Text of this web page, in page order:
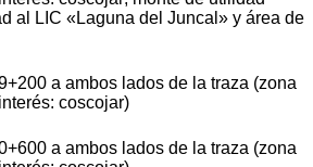
al LIC «Laguna del Juncal» y área de
a ambos lados de la traza (zona
coscojar)
a ambos lados de la traza (zona